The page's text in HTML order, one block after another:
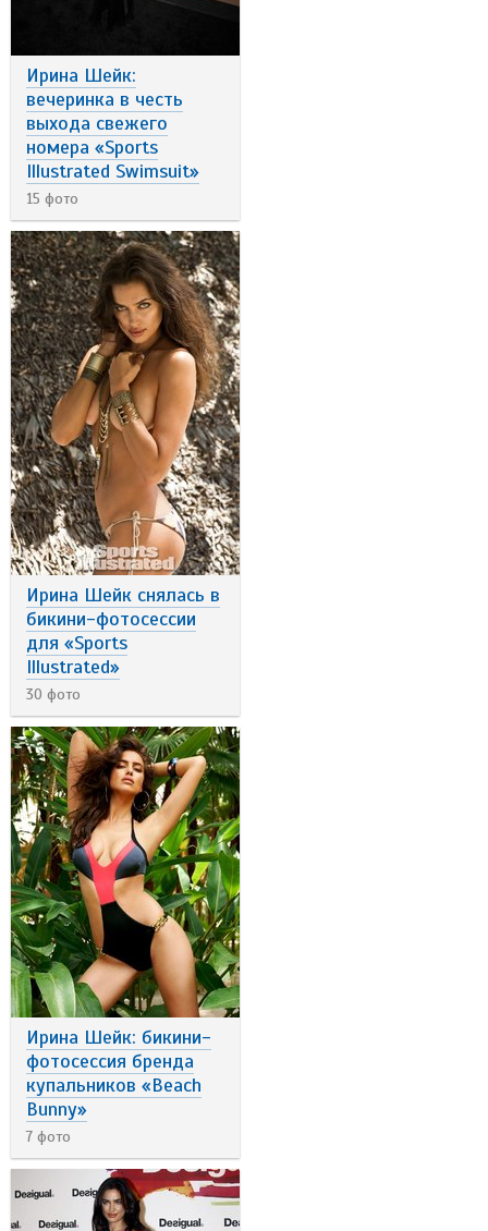
Ирина Шейк:
вечеринка в честь
выхода свежего
номера «Sports
Illustrated Swimsuit»
15 фото
Ирина Шейк снялась в
бикини-фотосессии
для «Sports
Illustrated»
30 фото
Ирина Шейк: бикини-
фотосессия бренда
купальников «Beach
Bunny»
7 фото